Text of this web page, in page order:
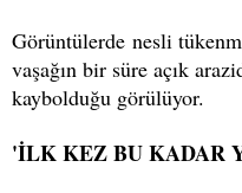
Görüntülerde nesli
vaşağın bir süre açık
kaybolduğu görülüyor.
'İLK KEZ BU KADAR